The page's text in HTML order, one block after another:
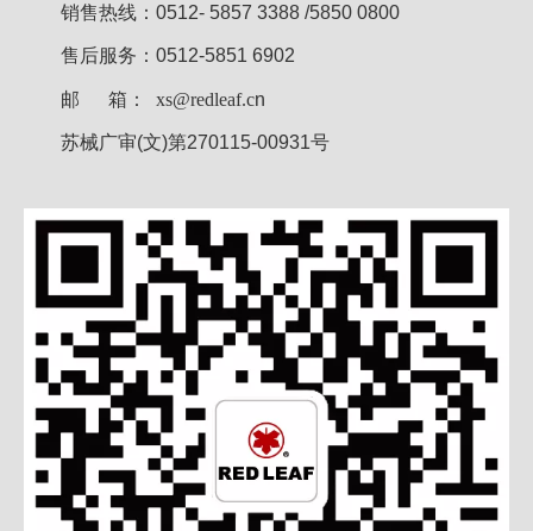
销售热线：0512- 5857 3388 /5850 0800
售后服务：0512-5851 6902
邮 箱： xs@redleaf.cn
苏械广审(文)第270115-00931号